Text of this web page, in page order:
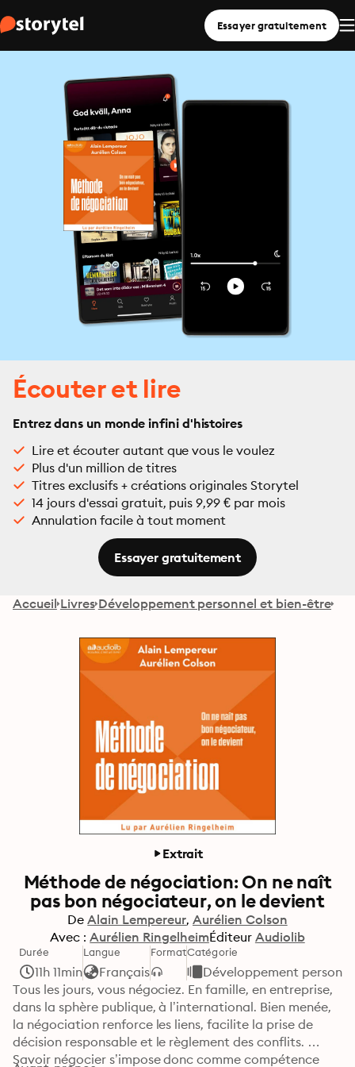
Essayer gratuitement
Écouter et lire
Entrez dans un monde infini d'histoires
Lire et écouter autant que vous le voulez
Plus d'un million de titres
Titres exclusifs + créations originales Storytel
14 jours d'essai gratuit, puis 9,99 € par mois
Annulation facile à tout moment
Essayer gratuitement
Accueil Livres Développement personnel et bien-être
Extrait
Méthode de négociation: On ne naît
pas bon négociateur, on le devient
De Alain Lempereur Aurélien Colson
Avec : Aurélien RingelheimÉditeur Audiolib
Durée
11h 11min
Langue
Français
FormatCatégorie
Développement
Tous les jours, vous négociez. En famille, en entreprise,
dans la sphère publique, à l’international. Bien menée,
la négociation renforce les liens, facilite la prise de
décision responsable et le règlement des conflits.
Savoir négocier s’impose donc comme compétence